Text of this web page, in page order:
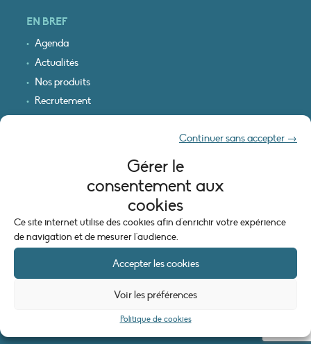
Gérer le
consentement aux
cookies
Ce site internet utilise des cookies afin d'enrichir votre expérience
de navigation et de mesurer l'audience.
Accepter les cookies
Continuer sans accepter →
Voir les préférences
Politique de cookies
EN BREF
Agenda
Actualités
Nos produits
Recrutement
INFORMATIONS LÉGALES
Mentions légales
Politique de cookies (UE)